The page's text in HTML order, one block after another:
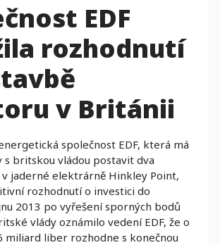
EDF
rozhodnutí
v Británii
společnost EDF, která má
s britskou vládou postavit dva
v jaderné elektrárně Hinkley Point,
rozhodnutí o investici do
2013 po vyřešení sporných bodů
vlády oznámilo vedení EDF, že o
miliard liber rozhodne s konečnou